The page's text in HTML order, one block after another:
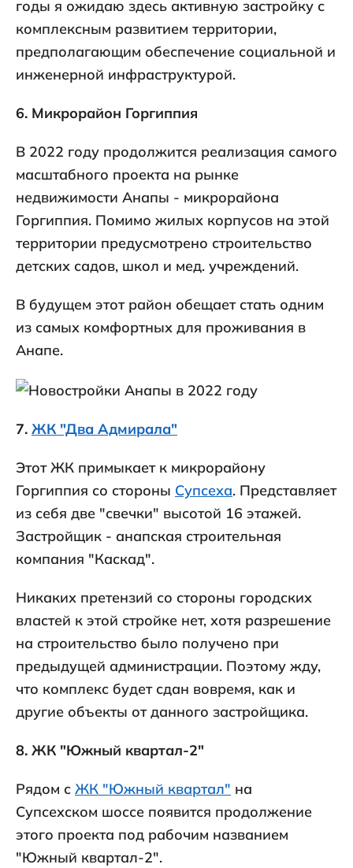
годы я ожидаю здесь активную застройку с
комплексным развитием территории,
предполагающим обеспечение социальной и
инженерной инфраструктурой.
6. Микрорайон Горгиппия
В 2022 году продолжится реализация самого
масштабного проекта на рынке
недвижимости Анапы - микрорайона
Горгиппия. Помимо жилых корпусов на этой
территории предусмотрено строительство
детских садов, школ и мед. учреждений.
В будущем этот район обещает стать одним
из самых комфортных для проживания в
Анапе.
7. ЖК "Два Адмирала"
Этот ЖК примыкает к микрорайону
Горгиппия со стороны Супсеха. Представляет
из себя две "свечки" высотой 16 этажей.
Застройщик - анапская строительная
компания "Каскад".
Никаких претензий со стороны городских
властей к этой стройке нет, хотя разрешение
на строительство было получено при
предыдущей администрации. Поэтому жду,
что комплекс будет сдан вовремя, как и
другие объекты от данного застройщика.
8. ЖК "Южный квартал-2"
Рядом с ЖК "Южный квартал" на
Супсехском шоссе появится продолжение
этого проекта под рабочим названием
"Южный квартал-2".